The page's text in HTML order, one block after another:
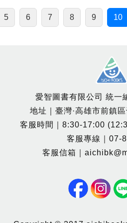
5 6 7 8 9 10
愛智圖書有限公司 統一
地址｜臺灣·高雄市前鎮
客服時間｜8:30-17:00
客服專線｜07-
客服信箱｜